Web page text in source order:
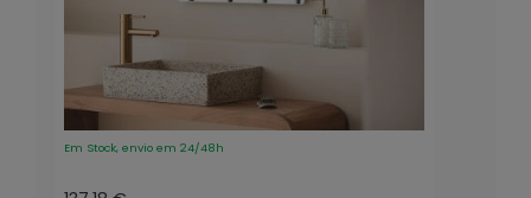
Em Stock, envio em 24/48h